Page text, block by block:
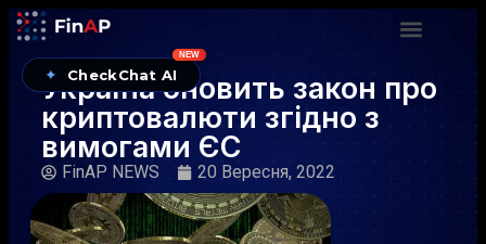
✦ CheckChat AI
NEW
Україна оновить закон про
криптовалюти згідно з
вимогами ЄС
FinAP NEWS 20 Вересня, 2022